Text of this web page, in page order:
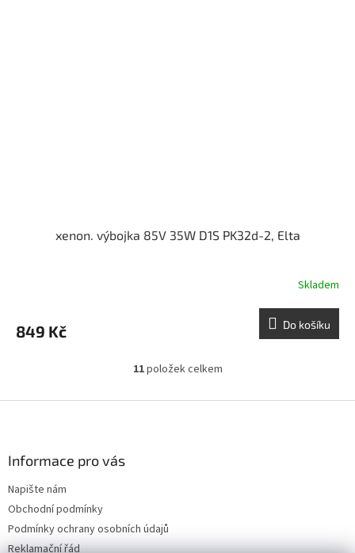
xenon. výbojka 85V 35W D1S PK32d-2, Elta
Skladem
849 Kč Do košíku
O
l
11položek celkem
Informace pro vás
Napište nám
Obchodní podmínky
Podmínky ochrany osobních údajů
Reklamační řád